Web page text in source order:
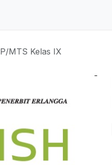
MTS Kelas IX